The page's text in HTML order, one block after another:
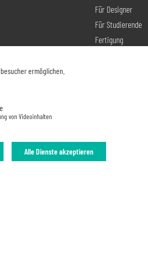
Für Designer
Für Studierende
Fertigung
ermöglichen.
von Videoinhalten
Alle Dienste akzeptieren